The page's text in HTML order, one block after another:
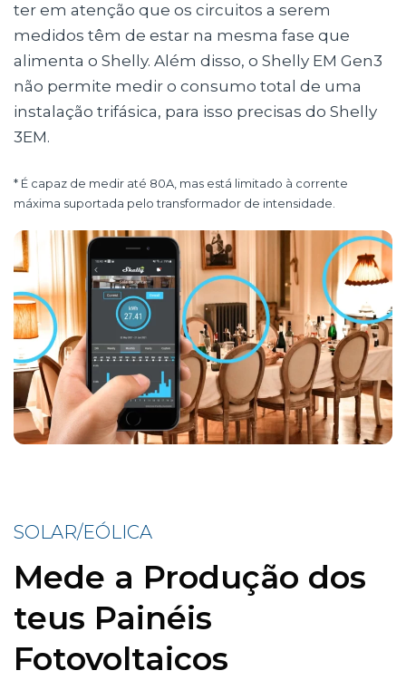
ter em atenção que os circuitos a serem
medidos têm de estar na mesma fase que
alimenta o Shelly. Além disso, o Shelly EM Gen3
não permite medir o consumo total de uma
instalação trifásica, para isso precisas do Shelly
3EM.
* É capaz de medir até 80A, mas está limitado à corrente
máxima suportada pelo transformador de intensidade.
SOLAR/EÓLICA
Mede a Produção dos
teus Painéis
Fotovoltaicos